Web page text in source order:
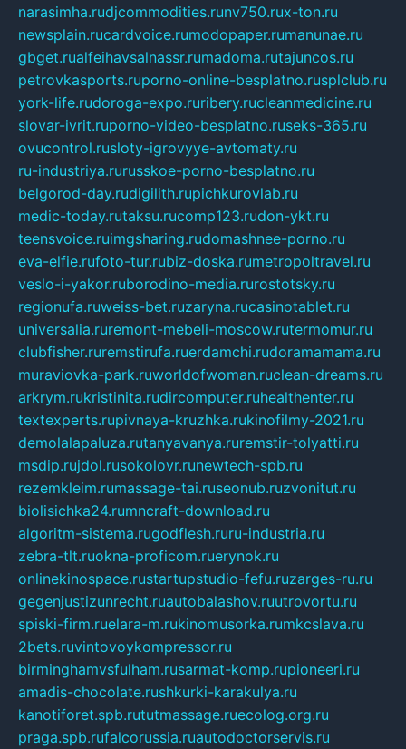
narasimha.rudjcommodities.runv750.rux-ton.ru
newsplain.rucardvoice.rumodopaper.rumanunae.ru
gbget.rualfeihavsalnassr.rumadoma.rutajuncos.ru
petrovkasports.ruporno-online-besplatno.rusplclub.ru
york-life.rudoroga-expo.ruribery.rucleanmedicine.ru
slovar-ivrit.ruporno-video-besplatno.ruseks-365.ru
ovucontrol.rusloty-igrovyye-avtomaty.ru
ru-industriya.rurusskoe-porno-besplatno.ru
belgorod-day.rudigilith.rupichkurovlab.ru
medic-today.rutaksu.rucomp123.rudon-ykt.ru
teensvoice.ruimgsharing.rudomashnee-porno.ru
eva-elfie.rufoto-tur.rubiz-doska.rumetropoltravel.ru
veslo-i-yakor.ruborodino-media.rurostotsky.ru
regionufa.ruweiss-bet.ruzaryna.rucasinotablet.ru
universalia.ruremont-mebeli-moscow.rutermomur.ru
clubfisher.ruremstirufa.ruerdamchi.rudoramamama.ru
muraviovka-park.ruworldofwoman.ruclean-dreams.ru
arkrym.rukristinita.rudircomputer.ruhealthenter.ru
textexperts.rupivnaya-kruzhka.rukinofilmy-2021.ru
demolalapaluza.rutanyavanya.ruremstir-tolyatti.ru
msdip.rujdol.rusokolovr.runewtech-spb.ru
rezemkleim.rumassage-tai.ruseonub.ruzvonitut.ru
biolisichka24.rumncraft-download.ru
algoritm-sistema.rugodflesh.ruru-industria.ru
zebra-tlt.ruokna-proficom.ruerynok.ru
onlinekinospace.rustartupstudio-fefu.ruzarges-ru.ru
gegenjustizunrecht.ruautobalashov.ruutrovortu.ru
spiski-firm.ruelara-m.rukinomusorka.rumkcslava.ru
2bets.ruvintovoykompressor.ru
birminghamvsfulham.rusarmat-komp.rupioneeri.ru
amadis-chocolate.rushkurki-karakulya.ru
kanotiforet.spb.rututmassage.ruecolog.org.ru
praga.spb.rufalcorussia.ruautodoctorservis.ru